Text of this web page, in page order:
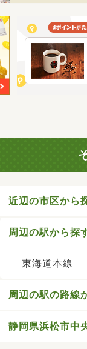
近辺の市区から
周辺の駅から探
東海道本線
周辺の駅の路線
静岡県浜松市中